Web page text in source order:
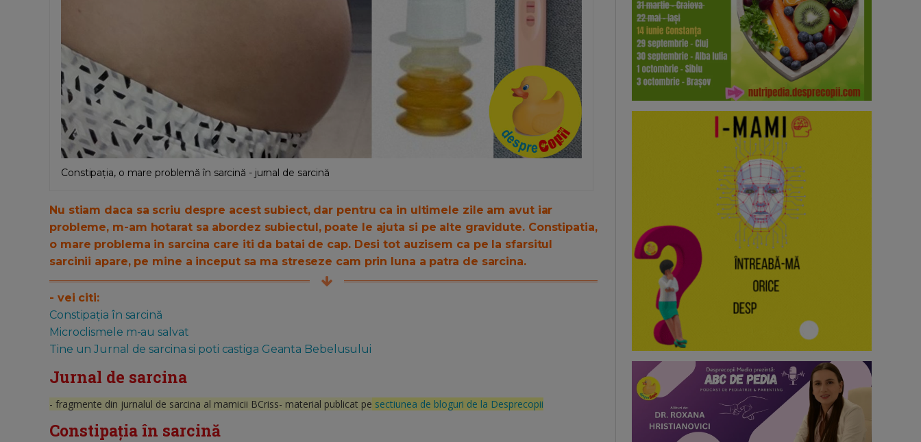
Constipația, o mare problemă în sarcină - jurnal de sarcină
Nu stiam daca sa scriu despre acest subiect, dar pentru ca in ultimele zile am avut iar
probleme, m-am hotarat sa abordez subiectul, poate le ajuta si pe alte gravidute. Constipatia,
o mare problema in sarcina care iti da batai de cap. Desi tot auzisem ca pe la sfarsitul
sarcinii apare, pe mine a inceput sa ma streseze cam prin luna a patra de sarcina.
- vei citi:
Constipația în sarcină
Microclismele m-au salvat
Tine un Jurnal de sarcina si poti castiga Geanta Bebelusului
Jurnal de sarcina
- fragmente din jurnalul de sarcina al mamicii BCriss- material publicat pe sectiunea de bloguri de la Desprecopii
Constipația în sarcină